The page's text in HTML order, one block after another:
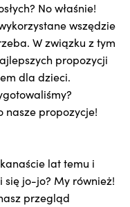
No właśnie!
wszędzie
W związku z tym
propozycji
dla dzieci.
nasze propozycje!
lat temu i
jo-jo? My również!
przegląd